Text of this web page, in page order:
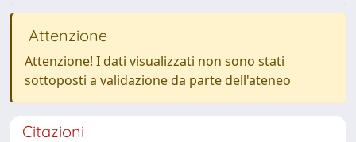
Attenzione
Attenzione! I dati visualizzati non sono stati
sottoposti a validazione da parte dell'ateneo
Citazioni